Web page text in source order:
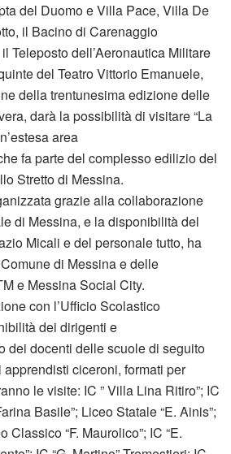
del Duomo e Villa Pace, Villa De
il Bacino di Carenaggio
Teleposto dell’Aeronautica Militare
del Teatro Vittorio Emanuele,
della trentunesima edizione delle
darà la possibilità di visitare “La
area
fa parte del complesso edilizio del
Stretto di Messina.
grazie alla collaborazione
di Messina, e la disponibilità del
Micali e del personale tutto, ha
di Messina e delle
e Messina Social City.
con l’Ufficio Scolastico
dei dirigenti e
dei docenti delle scuole di seguito
ciceroni, formati per
le visite: IC ” Villa Lina Ritiro”; IC
Basile”; Liceo Statale “E. Ainis”;
Classico “F. Maurolico”; IC “E.